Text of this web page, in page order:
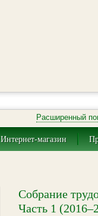
Расширенный
Интернет-магазин
Собрание
Часть 1